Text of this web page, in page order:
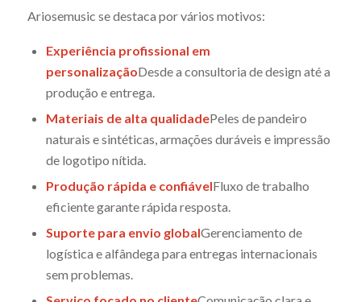
Ariosemusic se destaca por vários motivos:
Experiência profissional em
personalizaçãoDesde a consultoria de design até a
produção e entrega.
Materiais de alta qualidadePeles de pandeiro
naturais e sintéticas, armações duráveis e impressão
de logotipo nítida.
Produção rápida e confiávelFluxo de trabalho
eficiente garante rápida resposta.
Suporte para envio globalGerenciamento de
logística e alfândega para entregas internacionais
sem problemas.